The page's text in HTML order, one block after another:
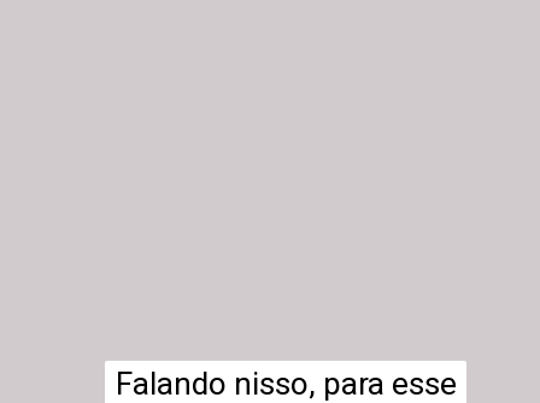
Falando nisso, para esse
Falando nisso, para esse